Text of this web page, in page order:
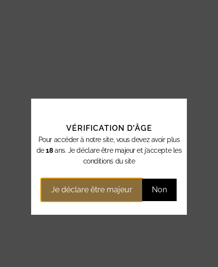
VÉRIFICATION D'ÂGE
Pour accéder à notre site, vous devez avoir plus
de18ans. Je déclare être majeur et j’accepte les
conditions du site
Je déclare être majeur Non